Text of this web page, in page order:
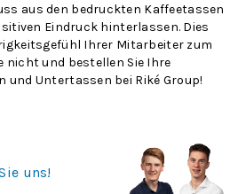
aus den bedruckten Kaffeetassen
Eindruck hinterlassen. Dies
Ihrer Mitarbeiter zum
nicht und bestellen Sie Ihre
und Untertassen bei Riké Group!
uns!